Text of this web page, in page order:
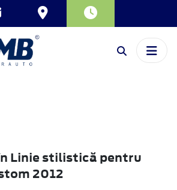
Linie stilistică pentru
2012